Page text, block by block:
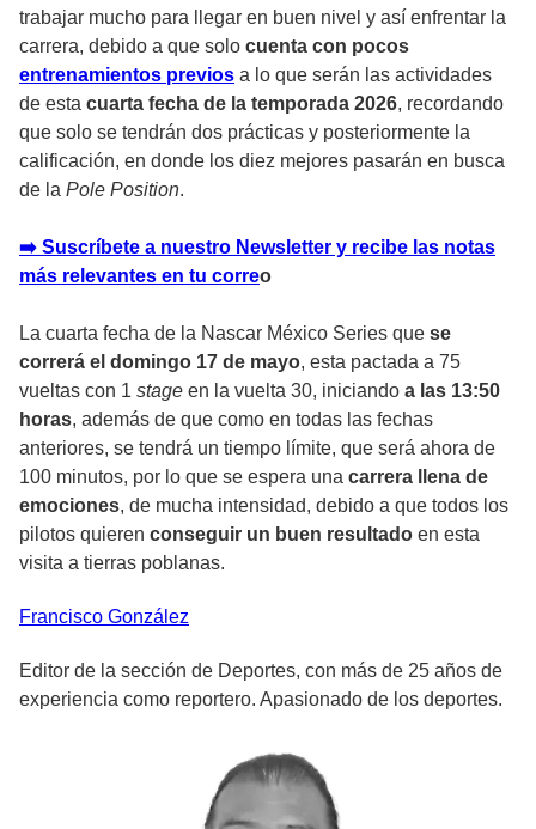
trabajar mucho para llegar en buen nivel y así enfrentar la
carrera, debido a que solo cuenta con pocos
entrenamientos previos a lo que serán las actividades
de esta cuarta fecha de la temporada 2026, recordando
que solo se tendrán dos prácticas y posteriormente la
calificación, en donde los diez mejores pasarán en busca
de la Pole Position.
➡️ Suscríbete a nuestro Newsletter y recibe las notas
más relevantes en tu correo
La cuarta fecha de la Nascar México Series que se
correrá el domingo 17 de mayo, esta pactada a 75
vueltas con 1 stage en la vuelta 30, iniciando a las 13:50
horas, además de que como en todas las fechas
anteriores, se tendrá un tiempo límite, que será ahora de
100 minutos, por lo que se espera una carrera llena de
emociones, de mucha intensidad, debido a que todos los
pilotos quieren conseguir un buen resultado en esta
visita a tierras poblanas.
Francisco González
Editor de la sección de Deportes, con más de 25 años de
experiencia como reportero. Apasionado de los deportes.